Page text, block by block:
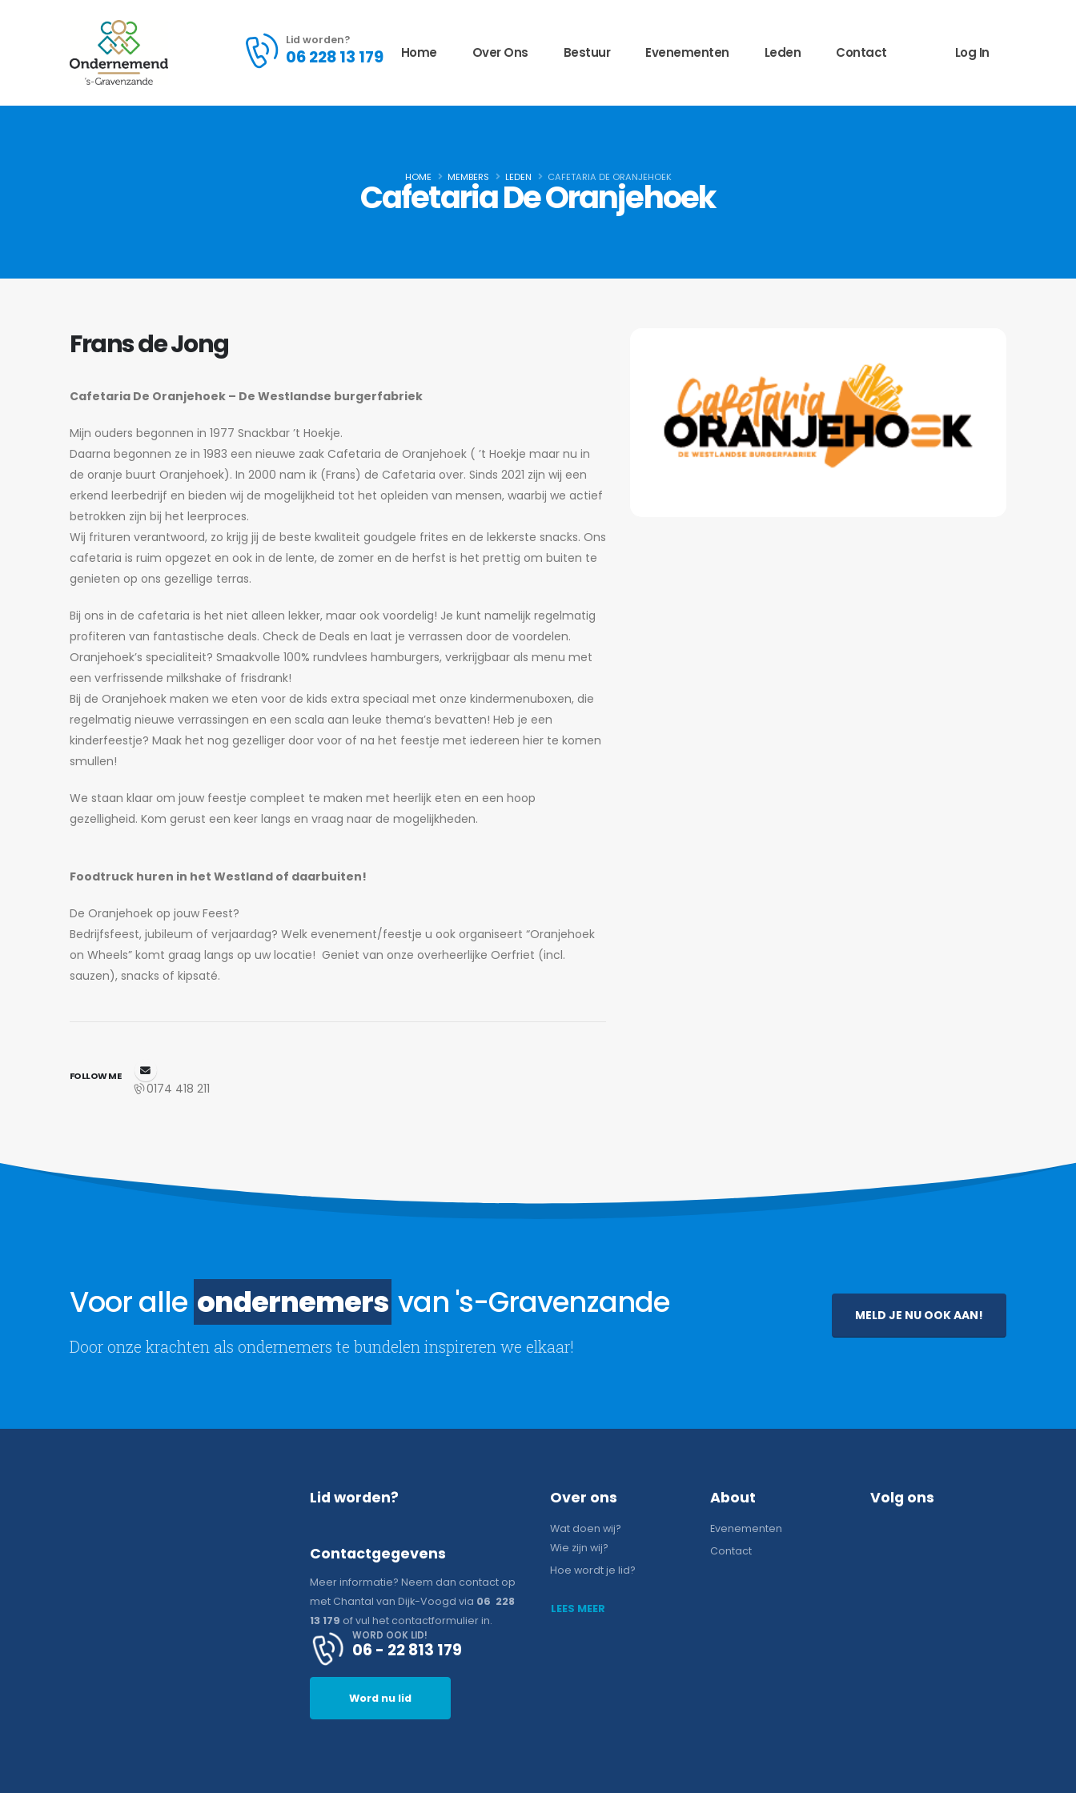
Lid worden?
06 228 13 179 Home Over Ons Bestuur Evenementen Leden Contact Log In
HOME MEMBERS LEDEN CAFETARIA DE ORANJEHOEK
Cafetaria De Oranjehoek
Frans de Jong
Cafetaria De Oranjehoek – De Westlandse burgerfabriek
Mijn ouders begonnen in 1977 Snackbar ’t Hoekje.
Daarna begonnen ze in 1983 een nieuwe zaak Cafetaria de Oranjehoek ( ’t Hoekje maar nu in
de oranje buurt Oranjehoek). In 2000 nam ik (Frans) de Cafetaria over. Sinds 2021 zijn wij een
erkend leerbedrijf en bieden wij de mogelijkheid tot het opleiden van mensen, waarbij we actief
betrokken zijn bij het leerproces.
Wij frituren verantwoord, zo krijg jij de beste kwaliteit goudgele frites en de lekkerste snacks. Ons
cafetaria is ruim opgezet en ook in de lente, de zomer en de herfst is het prettig om buiten te
genieten op ons gezellige terras.
Bij ons in de cafetaria is het niet alleen lekker, maar ook voordelig! Je kunt namelijk regelmatig
profiteren van fantastische deals. Check de Deals en laat je verrassen door de voordelen.
Oranjehoek’s specialiteit? Smaakvolle 100% rundvlees hamburgers, verkrijgbaar als menu met
een verfrissende milkshake of frisdrank!
Bij de Oranjehoek maken we eten voor de kids extra speciaal met onze kindermenuboxen, die
regelmatig nieuwe verrassingen en een scala aan leuke thema’s bevatten! Heb je een
kinderfeestje? Maak het nog gezelliger door voor of na het feestje met iedereen hier te komen
smullen!
We staan klaar om jouw feestje compleet te maken met heerlijk eten en een hoop
gezelligheid. Kom gerust een keer langs en vraag naar de mogelijkheden.
Foodtruck huren in het Westland of daarbuiten!
De Oranjehoek op jouw Feest?
Bedrijfsfeest, jubileum of verjaardag? Welk evenement/feestje u ook organiseert “Oranjehoek
on Wheels” komt graag langs op uw locatie! Geniet van onze overheerlijke Oerfriet (incl.
sauzen), snacks of kipsaté.
FOLLOW ME
0174 418 211
Voor alle ondernemers van 's-Gravenzande
Door onze krachten als ondernemers te bundelen inspireren we elkaar!
MELD JE NU OOK AAN!
Lid worden?
Contactgegevens
Meer informatie? Neem dan contact op
met Chantal van Dijk-Voogd via 06 228
13 179 of vul het contactformulier in.
WORD OOK LID!
06 - 22 813 179
Word nu lid
Over ons
Wat doen wij?
Wie zijn wij?
Hoe wordt je lid?
LEES MEER
About
Evenementen
Contact
Volg ons